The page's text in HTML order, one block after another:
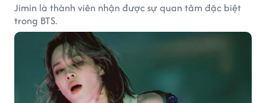
Jimin là thành viên nhận được sự quan tâm đặc biệt
trong BTS.